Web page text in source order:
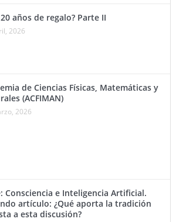
años de regalo? Parte II
2026
de Ciencias Físicas, Matemáticas y
(ACFIMAN)
2026
Consciencia e Inteligencia Artificial.
artículo: ¿Qué aporta la tradición
a esta discusión?